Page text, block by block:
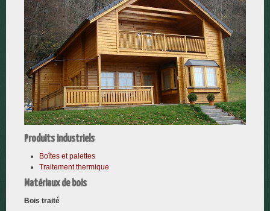
Contact
Produits industriels
Boîtes et palettes
Traitement thermique
Matériaux de bois
Bois traité